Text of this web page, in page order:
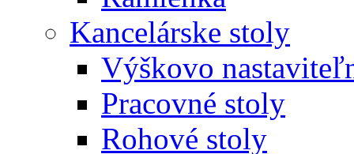
Kancelárske stoly
Výškovo
Pracovné stoly
Rohové stoly